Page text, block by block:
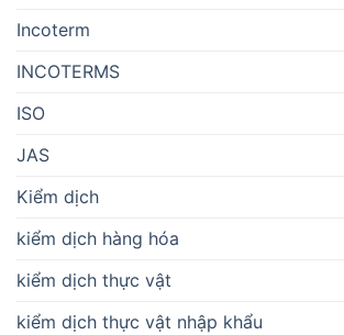
Incoterm
INCOTERMS
ISO
JAS
Kiểm dịch
kiểm dịch hàng hóa
kiểm dịch thực vật
kiểm dịch thực vật nhập khẩu